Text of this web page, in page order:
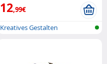
12,99€
Kreatives Gestalten